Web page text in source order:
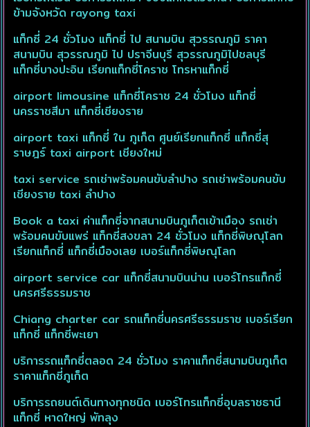
ข้ามจังหวัด rayong taxi
แท็กซี่ 24 ชั่วโมง แท็กซี่ ไป สนามบิน สุวรรณภูมิ ราคา
สนามบิน สุวรรณภูมิ ไป ปราจีนบุรี สุวรรณภูมิไปชลบุรี
แท็กซี่บางปะอิน เรียกแท็กซี่โคราช โทรหาแท็กซี่
airport limousine แท็กซี่โคราช 24 ชั่วโมง แท็กซี่
นครราชสีมา แท็กซี่เชียงราย
airport taxi แท็กซี่ ใน ภูเก็ต ศูนย์เรียกแท็กซี่ แท็กซี่สุ
ราษฎร์ taxi airport เชียงใหม่
taxi service รถเช่าพร้อมคนขับลำปาง รถเช่าพร้อมคนขับ
เชียงราย taxi ลำปาง
Book a taxi ค่าแท็กซี่จากสนามบินภูเก็ตเข้าเมือง รถเช่า
พร้อมคนขับแพร่ แท็กซี่สงขลา 24 ชั่วโมง แท็กซี่พิษณุโลก
เรียกแท็กซี่ แท็กซี่เมืองเลย เบอร์แท็กซี่พิษณุโลก
airport service car แท็กซี่สนามบินน่าน เบอร์โทรแท็กซี่
นครศรีธรรมราช
Chiang charter car รถแท็กซี่นครศรีธรรมราช เบอร์เรียก
แท็กซี่ แท็กซี่พะเยา
บริการรถแท็กซี่ตลอด 24 ชั่วโมง ราคาแท็กซี่สนามบินภูเก็ต
ราคาแท็กซี่ภูเก็ต
บริการรถยนต์เดินทางทุกชนิด เบอร์โทรแท็กซี่อุบลราชธานี
แท็กซี่ หาดใหญ่ พัทลุง